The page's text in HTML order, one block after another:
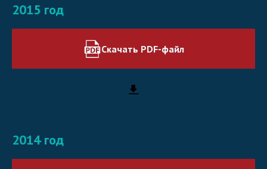
2015 год
Скачать PDF-файл
2014 год